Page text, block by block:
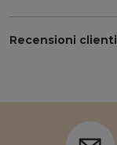
Recensioni clienti